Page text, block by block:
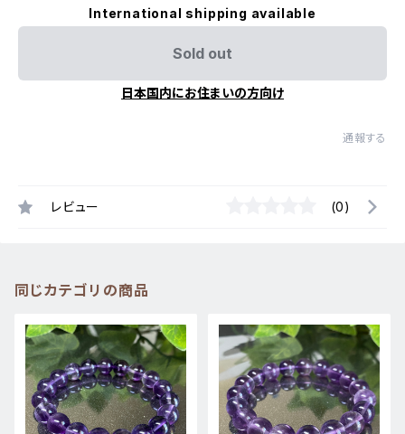
International shipping available
Sold out
日本国内にお住まいの方向け
通報する
レビュー (0)
同じカテゴリの商品